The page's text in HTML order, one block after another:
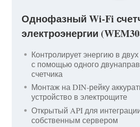
Однофазный Wi-Fi
электроэнергии
Контролирует энергию в
с помощью одного
счетчика
Монтаж на DIN-рейку
устройство в электрощите
Открытый API для
собственным сервером